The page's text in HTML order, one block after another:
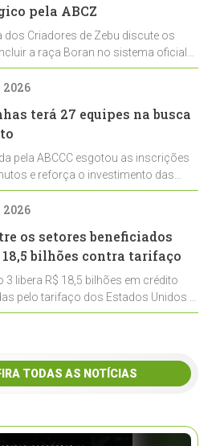
pela ABCZ
Criadores de Zebu discute os
a raça Boran no sistema oficial
para sua expansão na
terá 27 equipes na busca
pela ABCCC esgotou as inscrições
e reforça o investimento das
de Cavalos Crioulos voltados
os setores beneficiados
18,5 bilhões contra tarifaço
3 libera R$ 18,5 bilhões em crédito
pelo tarifaço dos Estados Unidos e
os setores estratégicos
TODAS AS NOTÍCIAS